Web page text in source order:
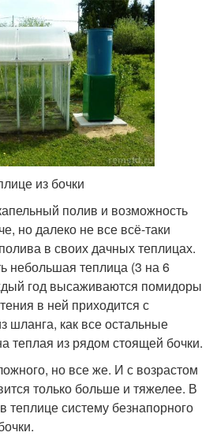
из бочки
полив и возможность
но далеко не все всё-таки
в своих дачных теплицах.
небольшая теплица (3 на 6
год высаживаются помидоры
в ней приходится с
шланга, как все остальные
теплая из рядом стоящей бочки.
но все же. И с возрастом
только больше и тяжелее. В
теплице систему безнапорного